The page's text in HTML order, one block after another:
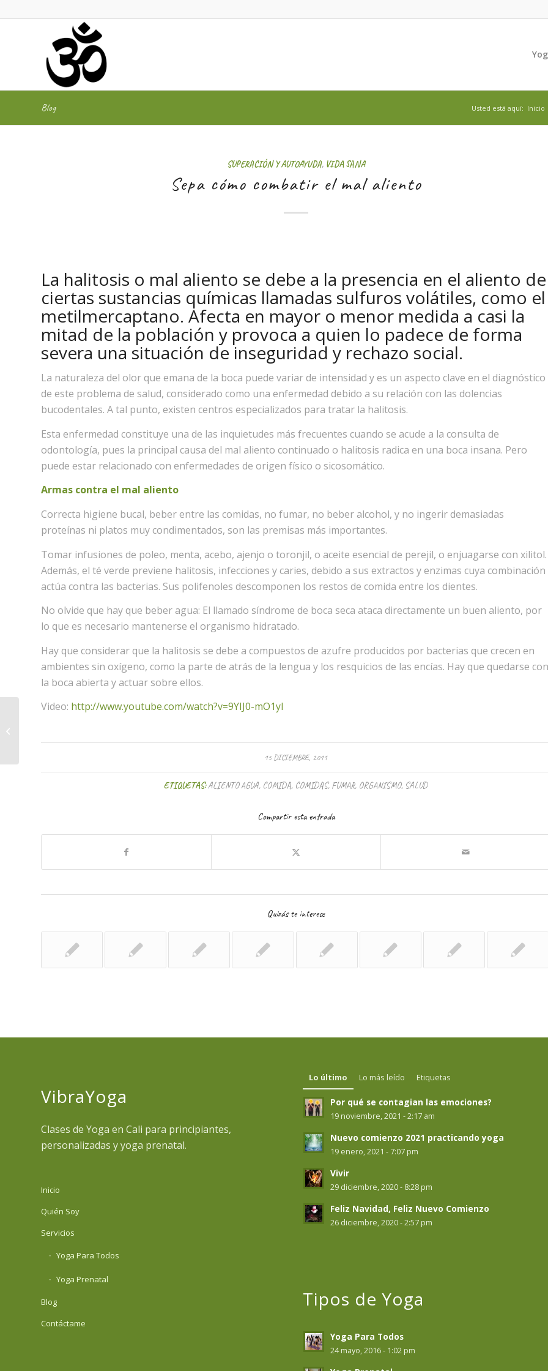
Blog Usted está aquí: Inicio
SUPERACIÓN Y AUTOAYUDA, VIDA SANA
Sepa cómo combatir el mal aliento
La halitosis o mal aliento se debe a la presencia en el aliento de
ciertas sustancias químicas llamadas sulfuros volátiles, como el
metilmercaptano. Afecta en mayor o menor medida a casi la
mitad de la población y provoca a quien lo padece de forma
severa una situación de inseguridad y rechazo social.
La naturaleza del olor que emana de la boca puede variar de intensidad y es un aspecto clave en el diagnóstico
de este problema de salud, considerado como una enfermedad debido a su relación con las dolencias
bucodentales. A tal punto, existen centros especializados para tratar la halitosis.
Esta enfermedad constituye una de las inquietudes más frecuentes cuando se acude a la consulta de
odontología, pues la principal causa del mal aliento continuado o halitosis radica en una boca insana. Pero
puede estar relacionado con enfermedades de origen físico o sicosomático.
Armas contra el mal aliento
Correcta higiene bucal, beber entre las comidas, no fumar, no beber alcohol, y no ingerir demasiadas
proteínas ni platos muy condimentados, son las premisas más importantes.
Tomar infusiones de poleo, menta, acebo, ajenjo o toronjil, o aceite esencial de perejil, o enjuagarse con xilitol.
Además, el té verde previene halitosis, infecciones y caries, debido a sus extractos y enzimas cuya combinación
actúa contra las bacterias. Sus polifenoles descomponen los restos de comida entre los dientes.
No olvide que hay que beber agua: El llamado síndrome de boca seca ataca directamente un buen aliento, por
lo que es necesario mantenerse el organismo hidratado.
Hay que considerar que la halitosis se debe a compuestos de azufre producidos por bacterias que crecen en
ambientes sin oxígeno, como la parte de atrás de la lengua y los resquicios de las encías. Hay que quedarse con
la boca abierta y actuar sobre ellos.
Video: http://www.youtube.com/watch?v=9YIJ0-mO1yI
15 DICIEMBRE, 2011
ETIQUETAS:ALIENTO AGUA, COMIDA, COMIDAS, FUMAR, ORGANISMO, SALUD
Compartir esta entrada
Quizás te interese
VibraYoga
Clases de Yoga en Cali para principiantes,
personalizadas y yoga prenatal.
Inicio
Quién Soy
Servicios
Yoga Para Todos
Yoga Prenatal
Blog
Contáctame
Lo último Lo más leído Etiquetas
Por qué se contagian las emociones?
19 noviembre, 2021 - 2:17 am
Nuevo comienzo 2021 practicando yoga
19 enero, 2021 - 7:07 pm
Vivir
29 diciembre, 2020 - 8:28 pm
Feliz Navidad, Feliz Nuevo Comienzo
26 diciembre, 2020 - 2:57 pm
Tipos de Yoga
Yoga Para Todos
24 mayo, 2016 - 1:02 pm